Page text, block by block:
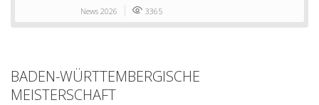
News 2026 3365
BADEN-WÜRTTEMBERGISCHE
MEISTERSCHAFT